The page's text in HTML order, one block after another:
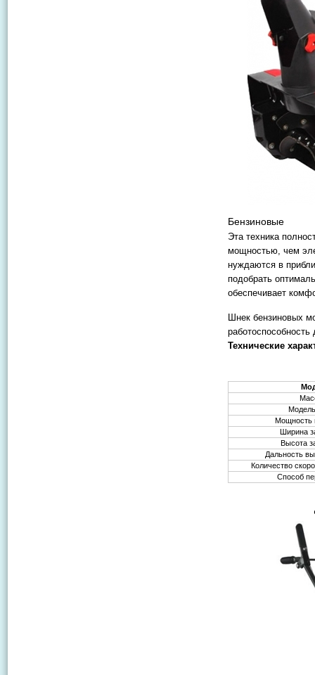
Бензиновые
Эта техника
мощностью, чем
нуждаются в
подобрать
обеспечивает
Шнек бензиновых
Технические
Мощность
Ширина
Высота
Дальность
Количество
Способ